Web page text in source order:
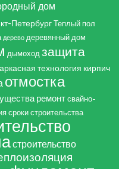
дом
Петербург Теплый пол
дерево деревянный дом
дымоход защита
технология кирпич
отмостка
ремонт свайно-
сроки строительства
строительство